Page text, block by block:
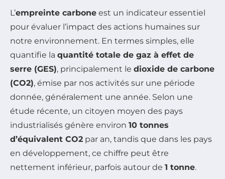
L’empreinte carbone est un indicateur essentiel
pour évaluer l’impact des actions humaines sur
notre environnement. En termes simples, elle
quantifie la quantité totale de gaz à effet de
serre (GES), principalement le dioxide de carbone
(CO2), émise par nos activités sur une période
donnée, généralement une année. Selon une
étude récente, un citoyen moyen des pays
industrialisés génère environ 10 tonnes
d’équivalent CO2 par an, tandis que dans les pays
en développement, ce chiffre peut être
nettement inférieur, parfois autour de 1 tonne.